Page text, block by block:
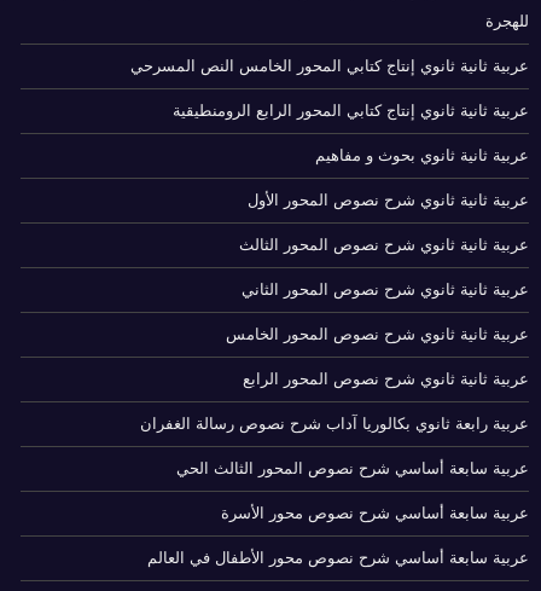
للهجرة
عربية ثانية ثانوي إنتاج كتابي المحور الخامس النص المسرحي
عربية ثانية ثانوي إنتاج كتابي المحور الرابع الرومنطيقية
عربية ثانية ثانوي بحوث و مفاهيم
عربية ثانية ثانوي شرح نصوص المحور الأول
عربية ثانية ثانوي شرح نصوص المحور الثالث
عربية ثانية ثانوي شرح نصوص المحور الثاني
عربية ثانية ثانوي شرح نصوص المحور الخامس
عربية ثانية ثانوي شرح نصوص المحور الرابع
عربية رابعة ثانوي بكالوريا آداب شرح نصوص رسالة الغفران
عربية سابعة أساسي شرح نصوص المحور الثالث الحي
عربية سابعة أساسي شرح نصوص محور الأسرة
عربية سابعة أساسي شرح نصوص محور الأطفال في العالم